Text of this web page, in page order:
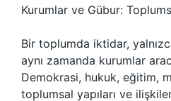
Kurumlar ve Gübur:
Bir toplumda iktidar,
aynı zamanda kurumlar
Demokrasi, hukuk, eğitim,
toplumsal yapıları ve